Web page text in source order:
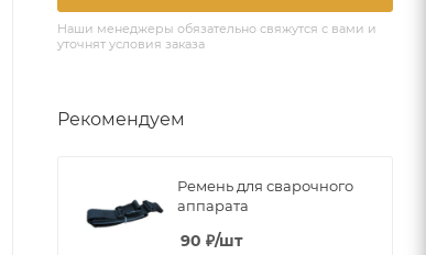
Наши менеджеры обязательно свяжутся с вами и
уточнят условия заказа
Рекомендуем
Ремень для сварочного
аппарата
90 ₽/шт